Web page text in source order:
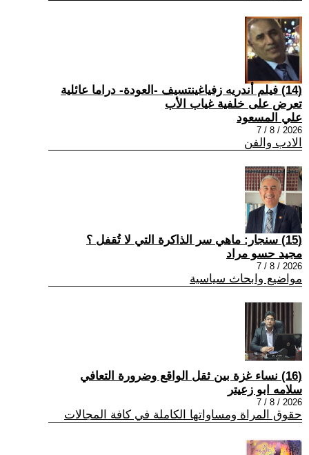
(14) فيلم أندريه زفياغينتسيف -العودة- دراما عائلية
تعرض على خلفية غياب الأب
علي المسعود
2026 / 8 / 7
الادب والفن
(15) سنجار: ماهي سر الذاكرة التي لا تُقفل ؟
مجيد حسو مراد
2026 / 8 / 7
مواضيع وابحاث سياسية
(16) نساء غزة بين ثقل الواقع وضرورة التعافي
سلامه ابو زعيتر
2026 / 8 / 7
حقوق المراة ومساواتها الكاملة في كافة المجالات